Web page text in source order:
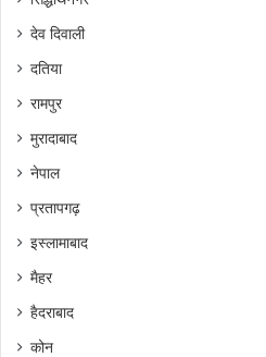
देव दिवाली
दतिया
रामपुर
मुरादाबाद
नेपाल
प्रतापगढ़
इस्लामाबाद
मैहर
हैदराबाद
कोन